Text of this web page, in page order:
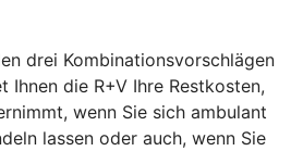
drei Kombinationsvorschlägen
Ihnen die R+V Ihre Restkosten,
wenn Sie sich ambulant
lassen oder auch, wenn Sie